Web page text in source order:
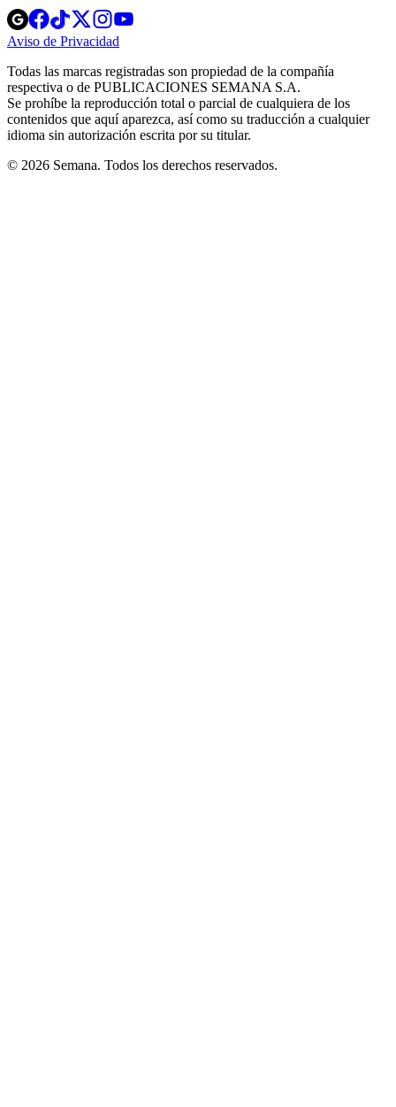
Opens
in
new
Opens
in
new
Opens
in
new
window
Opens
new
windowwindow
Aviso de Privacidad
new
window
Todas las marcas registradas son propiedad de la compañía
respectiva o de PUBLICACIONES SEMANA S.A.
Se prohíbe la reproducción total o parcial de cualquiera de los
contenidos que aquí aparezca, así como su traducción a cualquier
idioma sin autorización escrita por su titular.
© 2026 Semana. Todos los derechos reservados.